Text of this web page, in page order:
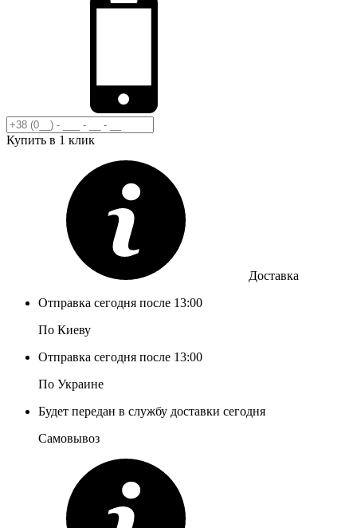
Купить в 1 клик
Доставка
Отправка сегодня после 13:00
По Киеву
Отправка сегодня после 13:00
По Украине
Будет передан в службу доставки сегодня
Самовывоз